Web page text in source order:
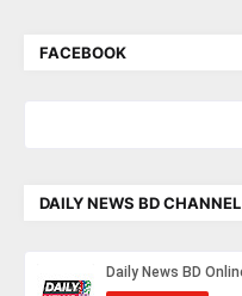
FACEBOOK
DAILY NEWS BD CHANNEL